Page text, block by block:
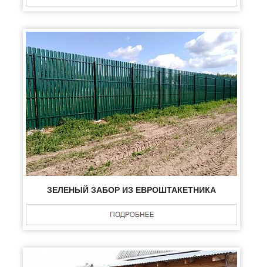
ЗЕЛЕНЫЙ ЗАБОР ИЗ ЕВРОШТАКЕТНИКА